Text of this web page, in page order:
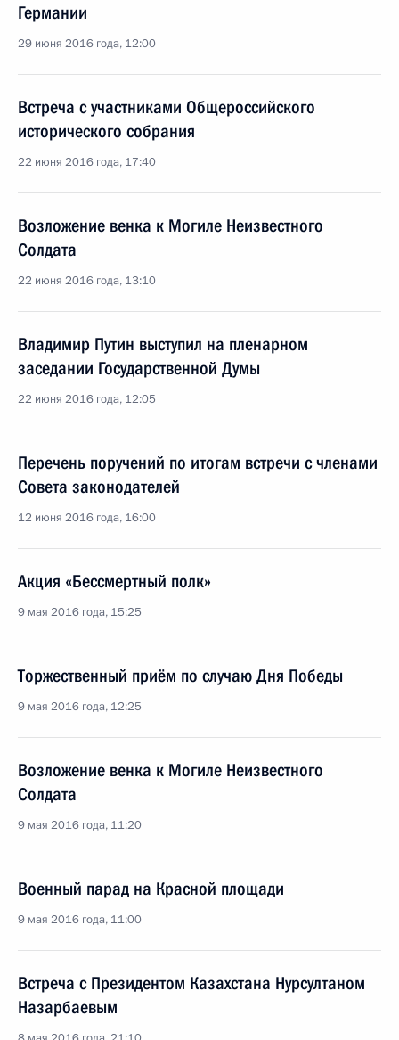
Германии
29 июня 2016 года, 12:00
Встреча с участниками Общероссийского
исторического собрания
22 июня 2016 года, 17:40
Возложение венка к Могиле Неизвестного
Солдата
22 июня 2016 года, 13:10
Владимир Путин выступил на пленарном
заседании Государственной Думы
22 июня 2016 года, 12:05
Перечень поручений по итогам встречи с членами
Совета законодателей
12 июня 2016 года, 16:00
Акция «Бессмертный полк»
9 мая 2016 года, 15:25
Торжественный приём по случаю Дня Победы
9 мая 2016 года, 12:25
Возложение венка к Могиле Неизвестного
Солдата
9 мая 2016 года, 11:20
Военный парад на Красной площади
9 мая 2016 года, 11:00
Встреча с Президентом Казахстана Нурсултаном
Назарбаевым